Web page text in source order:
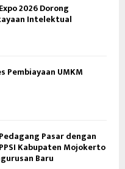
2026 Dorong
Intelektual
Pembiayaan UMKM
Pasar dengan
Kabupaten Mojokerto
Baru